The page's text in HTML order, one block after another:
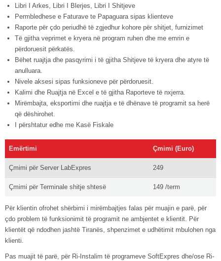
Libri I Arkes, Libri I Blerjes, Libri I Shitjeve
Permbledhese e Faturave te Papaguara sipas klienteve
Raporte për çdo periudhë të zgjedhur kohore për shitjet, furnizimet
Të gjitha veprimet e kryera në program ruhen dhe me emrin e
përdoruesit përkatës.
Bëhet ruajtja dhe pasqyrimi i të gjitha Shitjeve të kryera dhe atyre të
anulluara.
Nivele aksesi sipas funksioneve për përdoruesit.
Kalimi dhe Ruajtja në Excel e të gjitha Raporteve të nxjerra.
Mirëmbajta, eksportimi dhe ruajtja e të dhënave të programit sa herë
që dëshirohet.
I përshtatur edhe me Kasë Fiskale
Emërtimi Çmimi (Euro)
Çmimi për Server LabExpres 249
Çmimi për Terminale shitje shtesë 149 /term
Për klientin ofrohet shërbimi i mirëmbajtjes falas për muajin e parë, për
çdo problem të funksionimit të programit ne ambjentet e klientit. Për
klientët që ndodhen jashtë Tiranës, shpenzimet e udhëtimit mbulohen nga
klienti.
Pas muajit të parë, për Ri-Instalim të programeve SoftExpres dhe/ose Ri-